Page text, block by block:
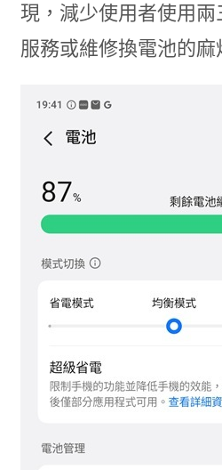
現，減少使用者使用
服務或維修換電池的麻